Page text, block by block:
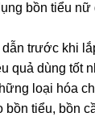
bồn tiểu nữ
trước khi
quả dùng tốt
loại hóa
bồn tiểu, bồn